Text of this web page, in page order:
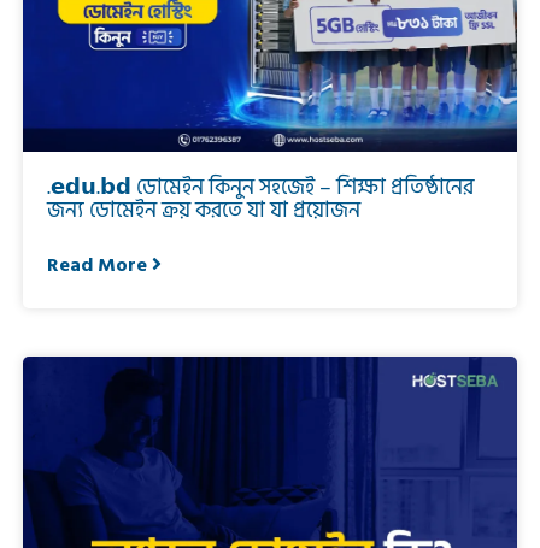
.𝗲𝗱𝘂.𝗯𝗱 ডোমেইন কিনুন সহজেই – শিক্ষা প্রতিষ্ঠানের
জন্য ডোমেইন ক্রয় করতে যা যা প্রয়োজন
Read More